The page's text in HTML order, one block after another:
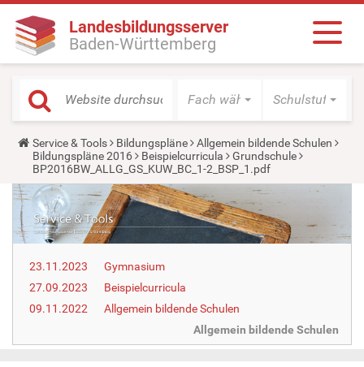
Landesbildungsserver
Baden-Württemberg
Fach wählen Schulstufe
Y
o
u
a
r
h
e
r
:
Service & Tools Bildungspläne
Allgemein bildende Schulen
Bildungspläne 2016
Beispielcurricula
Grundschule
BP2016BW_ALLG_GS_KUW_BC_1-2_BSP_1.pdf
23.11.2023
Gymnasium
27.09.2023
Beispielcurricula
09.11.2022
Allgemein bildende Schulen
Allgemein bildende Schulen